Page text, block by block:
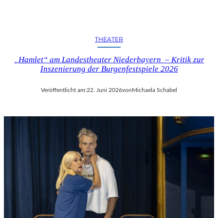
THEATER
„Hamlet“ am Landestheater Niederbayern – Kritik zur
Inszenierung der Burgenfestspiele 2026
Veröffentlicht am:22. Juni 2026vonMichaela Schabel